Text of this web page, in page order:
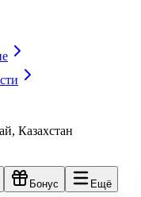
Казахстан
Бонус Ещё